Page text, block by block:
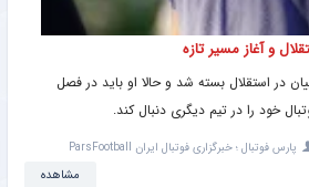
و آغاز مسیر تازه
در استقلال بسته شد و حالا او باید در فصل
خود را در تیم دیگری دنبال کند.
پارس فوتبال ؛ خبرگزاری فوتبال ایران ParsFootball
مشاهده